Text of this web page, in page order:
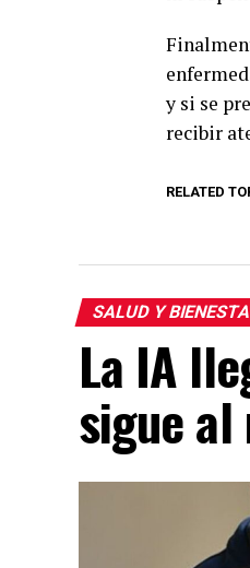
y si se
recibir
RELATED
SALUD Y
La IA
sigue al